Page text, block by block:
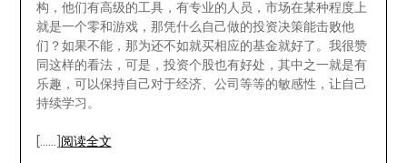
构，他们有高级的工具，有专业的人员，市场在某种程度上
就是一个零和游戏，那凭什么自己做的投资决策能击败他
们？如果不能，那为还不如就买相应的基金就好了。我很赞
同这样的看法，可是，投资个股也有好处，其中之一就是有
乐趣，可以保持自己对于经济、公司等等的敏感性，让自己
持续学习。
[……] 阅读全文